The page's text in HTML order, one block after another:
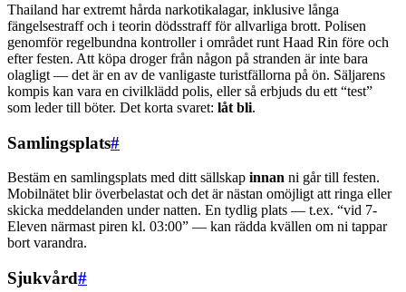
Thailand har extremt hårda narkotikalagar, inklusive långa
fängelsestraff och i teorin dödsstraff för allvarliga brott. Polisen
genomför regelbundna kontroller i området runt Haad Rin före och
efter festen. Att köpa droger från någon på stranden är inte bara
olagligt — det är en av de vanligaste turistfällorna på ön. Säljarens
kompis kan vara en civilklädd polis, eller så erbjuds du ett “test”
som leder till böter. Det korta svaret: låt bli.
Samlingsplats#
Bestäm en samlingsplats med ditt sällskap innan ni går till festen.
Mobilnätet blir överbelastat och det är nästan omöjligt att ringa eller
skicka meddelanden under natten. En tydlig plats — t.ex. “vid 7-
Eleven närmast piren kl. 03:00” — kan rädda kvällen om ni tappar
bort varandra.
Sjukvård#